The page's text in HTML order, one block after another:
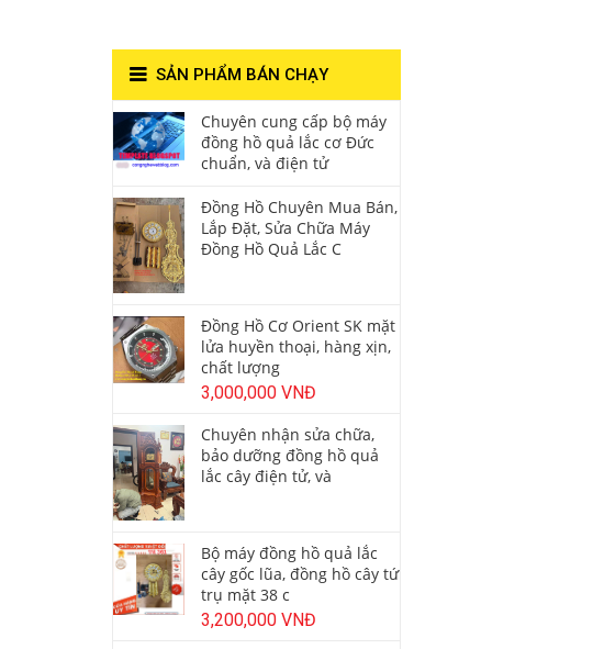
SẢN PHẨM BÁN CHẠY
Chuyên cung cấp bộ máy
đồng hồ quả lắc cơ Đức
chuẩn, và điện tử
Đồng Hồ Chuyên Mua Bán,
Lắp Đặt, Sửa Chữa Máy
Đồng Hồ Quả Lắc C
Đồng Hồ Cơ Orient SK mặt
lửa huyền thoại, hàng xịn,
chất lượng
3,000,000 VNĐ
Chuyên nhận sửa chữa,
bảo dưỡng đồng hồ quả
lắc cây điện tử, và
Bộ máy đồng hồ quả lắc
cây gốc lũa, đồng hồ cây tứ
trụ mặt 38 c
3,200,000 VNĐ